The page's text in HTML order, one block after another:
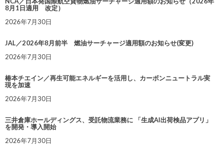
8月1日適用 改定）
2026年7月30日
JAL／2026年8月前半 燃油サーチャージ適用額のお知らせ(変更)
2026年7月30日
椿本チエイン／再生可能エネルギーを活用し、カーボンニュートラル実
現を加速
2026年7月30日
三井倉庫ホールディングス、受託物流業務に 「生成AI出荷検品アプリ」
を開発・導入開始
2026年7月30日